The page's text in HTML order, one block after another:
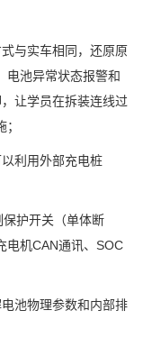
与实车相同，还原原
电池异常状态报警和
让学员在拆装连线过
利用外部充电桩
护开关（单体断
电机CAN通讯、SOC
池物理参数和内部排